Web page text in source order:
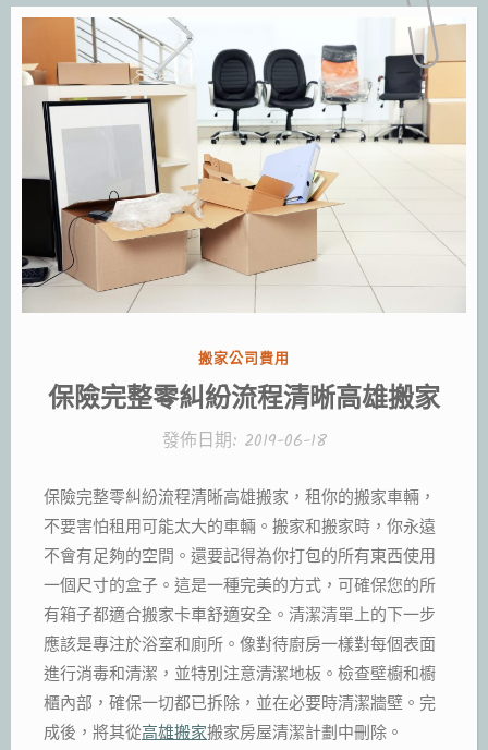
分
類:
搬家公司費用
保險完整零糾紛流程清晰高雄搬家
發佈日期: 2019-06-18
保險完整零糾紛流程清晰高雄搬家，租你的搬家車輛，
不要害怕租用可能太大的車輛。搬家和搬家時，你永遠
不會有足夠的空間。還要記得為你打包的所有東西使用
一個尺寸的盒子。這是一種完美的方式，可確保您的所
有箱子都適合搬家卡車舒適安全。清潔清單上的下一步
應該是專注於浴室和廁所。像對待廚房一樣對每個表面
進行消毒和清潔，並特別注意清潔地板。檢查壁櫥和櫥
櫃內部，確保一切都已拆除，並在必要時清潔牆壁。完
成後，將其從高雄搬家搬家房屋清潔計劃中刪除。